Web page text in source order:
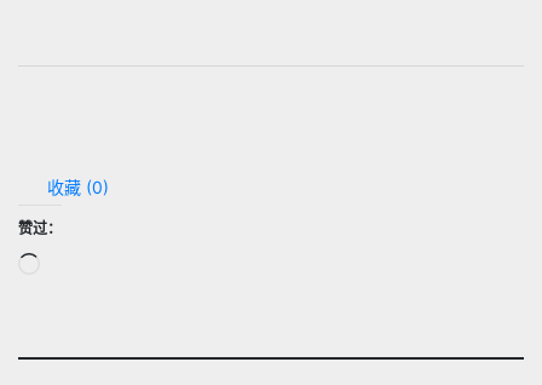
收藏 (0)
赞过：